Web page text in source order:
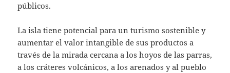
públicos.
La isla tiene potencial para un turismo sostenible y
aumentar el valor intangible de sus productos a
través de la mirada cercana a los hoyos de las parras,
a los cráteres volcánicos, a los arenados y al pueblo